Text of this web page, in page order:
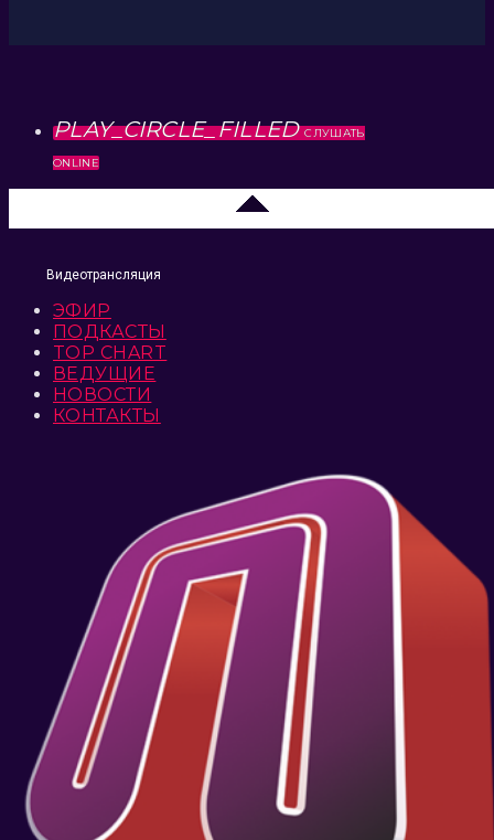
PLAY_CIRCLE_FILLED СЛУШАТЬ
ONLINE
Видеотрансляция
ЭФИР
ПОДКАСТЫ
TOP CHART
ВЕДУЩИЕ
НОВОСТИ
КОНТАКТЫ